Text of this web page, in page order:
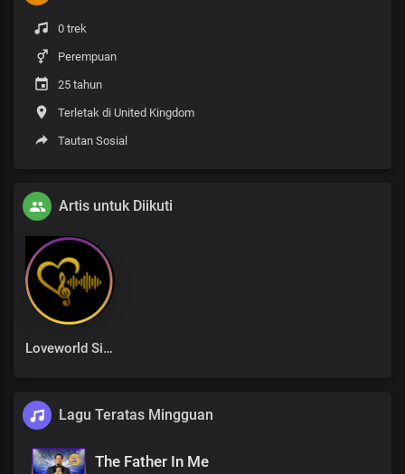
0 trek
Perempuan
25 tahun
Terletak di United Kingdom
Tautan Sosial
Artis untuk Diikuti
Loveworld Singers
Lagu Teratas Mingguan
The Father In Me